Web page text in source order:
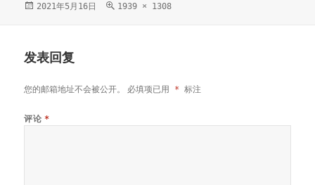
发
2021年5月16日
原
1939 × 1308
发表回复
您的邮箱地址不会被公开。 必填项已用 * 标注
评论 *